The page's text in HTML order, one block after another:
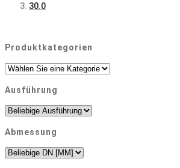
30.0
Produktkategorien
Ausführung
Abmessung